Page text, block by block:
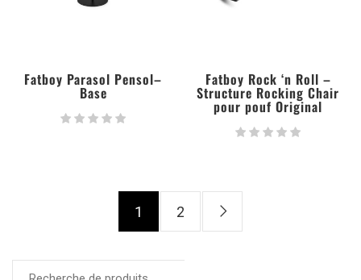
Fatboy Parasol Pensol–
Base
Fatboy Rock ‘n Roll –
Structure Rocking Chair
pour pouf Original
1 2